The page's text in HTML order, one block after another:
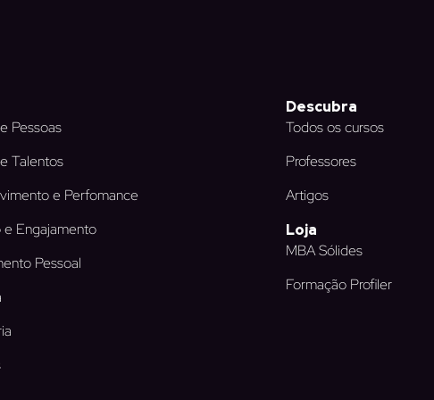
Pessoas
Talentos
e Perfomance
e Engajamento
Pessoal
Descubra
Todos os cursos
Professores
Artigos
Loja
MBA Sólides
Formação Profiler